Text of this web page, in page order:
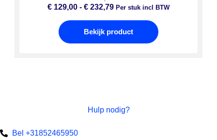
€ 129,00 - € 232,79 Per stuk incl BTW
Bekijk product
Hulp nodig?
Bel +31852465950